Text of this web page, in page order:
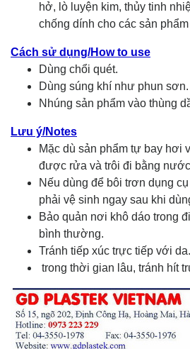
hở, lò luyện kim, thủy tinh
chống dính cho các sản phẩm
Cách sử dụng/How to use
Dùng chổi quét.
Dùng súng khí như phun sơn.
Nhúng sản phẩm vào thùng
Lưu ý/Notes
Mặc dù sản phẩm tự bay hơi
được rửa và trôi đi bằng
Nếu dùng để bôi trơn dụng
phải vệ sinh ngay sau khi
Bảo quản nơi khô dáo trong
bình thường.
Tránh tiếp xúc trực tiếp với da.
trong thời gian lâu, tránh hít